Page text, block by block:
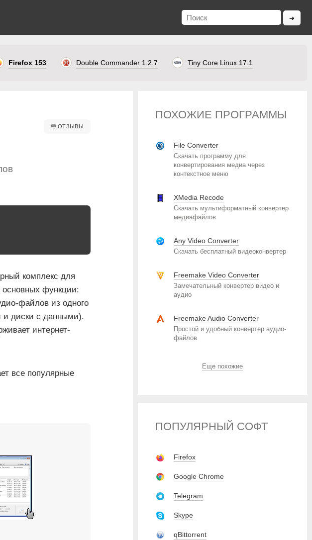
Firefox 153 Double Commander 1.2.7 Tiny Core Linux 17.1
💬ОТЗЫВЫ
комплекс для
функции:
файлов из одного
и диски с данными).
интернет-
все популярные
ПОХОЖИЕ ПРОГРАММЫ
File Converter
Скачать программу для
конвертирования медиа через
контекстное меню
XMedia Recode
Скачать мультиформатный конвертер
медиафайлов
Any Video Converter
Скачать бесплатный видеоконвертер
Freemake Video Converter
Замечательный конвертер видео и
аудио
Freemake Audio Converter
Простой и удобный конвертер аудио-
файлов
Еще похожие
ПОПУЛЯРНЫЙ СОФТ
Firefox
Google Chrome
Telegram
Skype
qBittorrent